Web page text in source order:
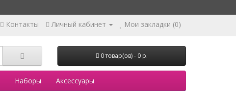
Контакты Личный кабинет Мои закладки (0)
0 товар(ов) - 0 р.
Наборы Аксессуары